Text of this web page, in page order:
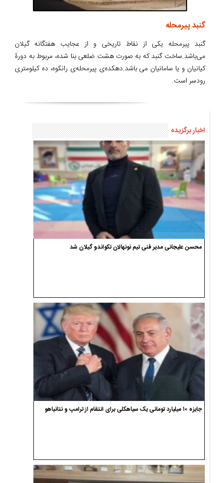
گنبد پیرمحله
گنبد پیرمحله یکی از نقاط تاریخی و از عجایب هفتگانه گیلان
می‌‌باشد.ساخت گنبد که به صورت هشت ضلعی بنا شده، مربوط به دورۀ
کیانیان و یا سامانیان می باشد.دهکده‌ی پیرمحله‌ی رانکوه، ده کیلومتری
رودسر است.
اخبار برگزیده
محسن علیجانی مدیر فنی تیم نونهالان تکواندو گیلان شد
جایزه ۱۰ میلیارد تومانی یک سیاهکلی برای انتقام از ترامپ و نتانیاهو